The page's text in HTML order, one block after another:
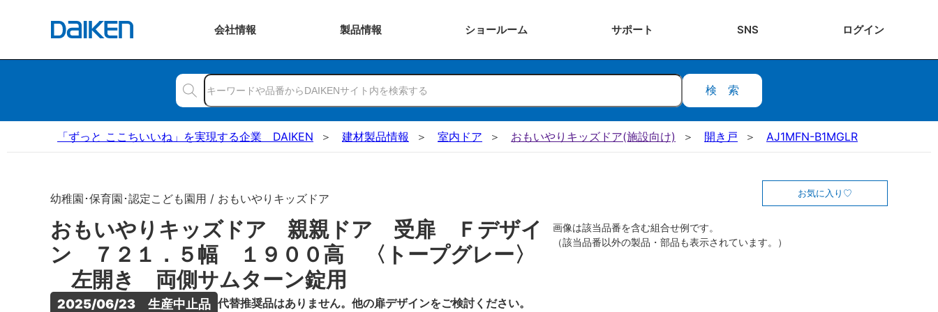
会社情報 製品情報 ショールーム サポート SNS ログイン
検索
「ずっと ここちいいね」を実現する企業 DAIKEN 建材製品情報 室内ドア おもいやりキッズドア(施設向け) 開き戸 AJ1MFN-B1MGLR
幼稚園･保育園･認定こども園用 / おもいやりキッズドア
おもいやりキッズドア 親親ドア 受扉 Ｆデザイ
ン ７２１．５幅 １９００高 〈トープグレー〉
左開き 両側サムターン錠用
2025/06/23　生産中止品 代替推奨品はありません。他の扉デザインをご検討ください。
お気に入り
画像は該当品番を含む組合せ例です。
（該当品番以外の製品・部品も表示されています。）